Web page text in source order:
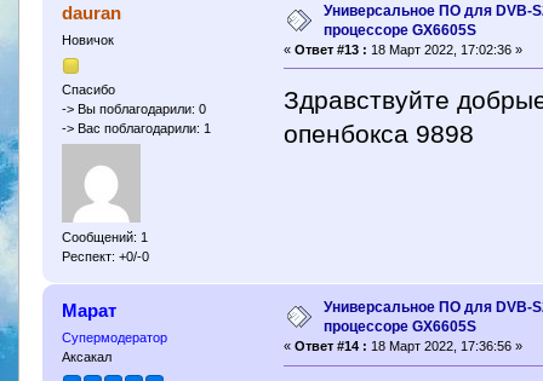
dauran
Новичок
Спасибо
-> Вы поблагодарили: 0
-> Вас поблагодарили: 1
Сообщений: 1
Респект: +0/-0
Универсальное ПО для DVB-
процессоре GX6605S
«Ответ #13 : 18 Март 2022, 17:02:36 »
Здравствуйте
опенбокса 9898
Марат
Супермодератор
Аксакал
Универсальное ПО для DVB-
процессоре GX6605S
«Ответ #14 : 18 Март 2022, 17:36:56 »